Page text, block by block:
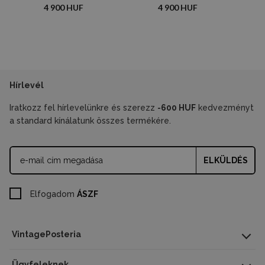
4 900 HUF 4 900 HUF
VintagePosteria
Hírlevél
Iratkozz fel hírlevelünkre és szerezz -600 HUF kedvezményt
a standard kínálatunk összes termékére.
ELKÜLDÉS
Elfogadom ÁSZF